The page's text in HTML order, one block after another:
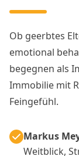
Ob geerbtes
emotional
begegnen als
Immobilie mit
Feingefühl.
Markus
Weitblick,